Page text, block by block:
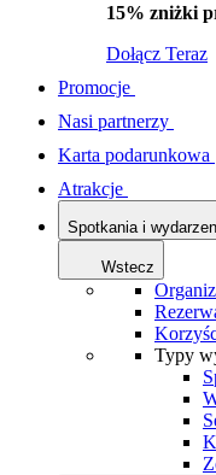
15% zniżki
Dołącz Teraz
Promocje
Nasi partnerzy
Karta podarunkowa
Atrakcje
Spotkania i
Wstecz
Typy